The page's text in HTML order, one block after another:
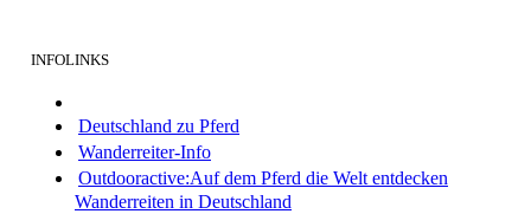
INFOLINKS
Deutschland zu Pferd
Wanderreiter-Info
Outdooractive:Auf dem Pferd die Welt entdecken
Wanderreiten in Deutschland